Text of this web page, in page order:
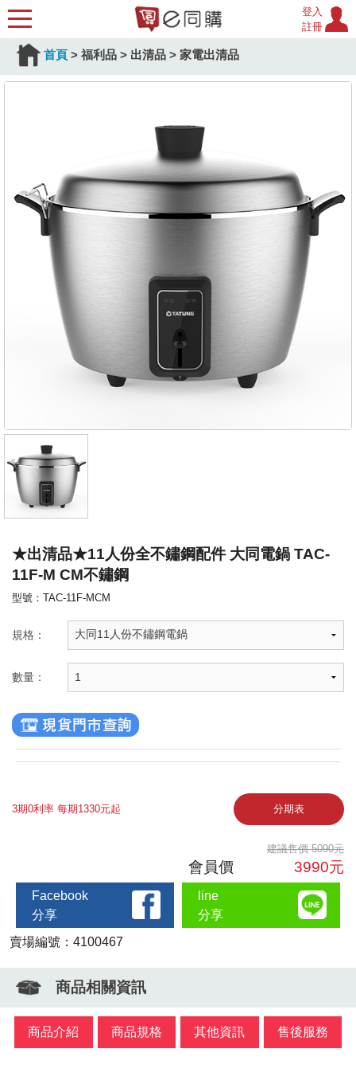
登入
註冊
首頁 > 福利品 > 出清品 > 家電出清品
★出清品★11人份全不鏽鋼配件 大同電鍋 TAC-
11F-M CM不鏽鋼
型號：TAC-11F-MCM
規格：
數量：
3期0利率 每期1330元起 分期表
建議售價 5090元
會員價 3990元
Facebook
分享
line
分享
賣場編號：4100467
商品相關資訊
商品介紹 商品規格 其他資訊 售後服務